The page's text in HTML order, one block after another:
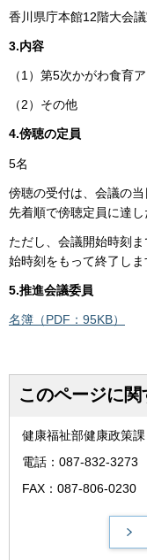
香川県庁本館12階大会
3.内容
（1）第5次かがわ食育
（2）その他
4.傍聴の定員
5名
傍聴の受付は、会議の
先着順で傍聴定員に達し
ただし、会議開始時刻
始時刻をもって終了しま
5.推進会議委員
名簿（PDF：95KB）
このページに
健康福祉部健康政策課
電話：087-832-3273
FAX：087-806-0230